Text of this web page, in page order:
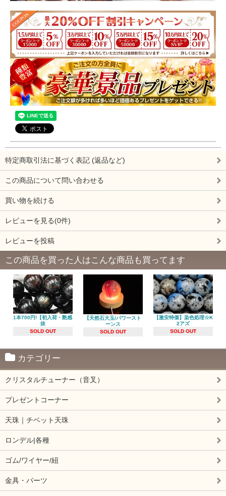
特定商取引法に基づく表記 (返品など)
この商品について問い合わせる
買い物を続ける
レビューを見る(0件)
レビューを投稿
この商品を買った人はこんな商品も買ってます
1本700円!【初入荷・艶感
抜
SOLD OUT
【天然石大玉/パワースト
ーンス
SOLD OUT
【激安特価】染色処理☆K
2アズ
SOLD OUT
カテゴリー
クリスタルチューナー（音叉）
プレゼントコーナー
天珠｜チベット天珠
ロンデル|各種
ゴム/ワイヤー/紐
金具・パーツ